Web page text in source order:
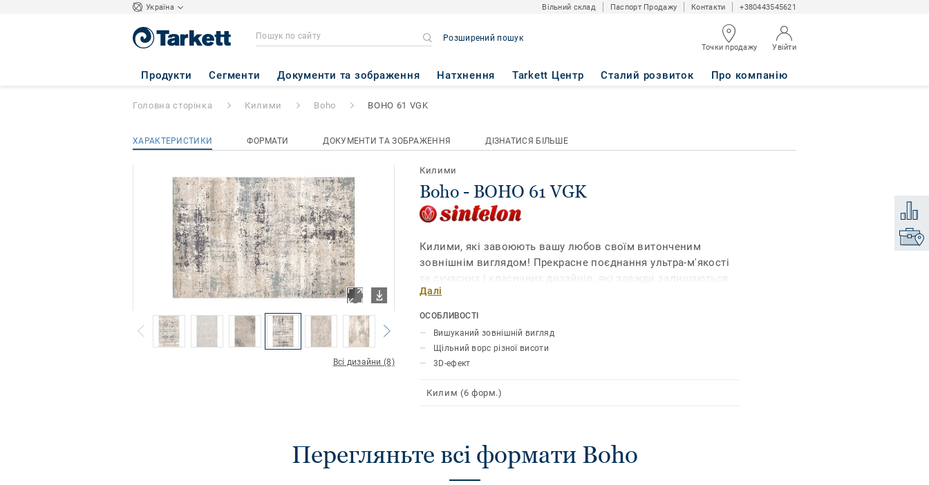
Україна Вільний склад Паспорт Продажу Контакти +380443545621
Розширений пошук
Точки продажу Увійти
Продукти Сегменти Документи та зображення Натхнення Tarkett Центр Сталий розвиток Про компанію
Boho - BOHO 61 VGK
Головна сторінка Килими Boho BOHO 61 VGK
ХАРАКТЕРИСТИКИ ФОРМАТИ ДОКУМЕНТИ ТА ЗОБРАЖЕННЯ ДІЗНАТИСЯ БІЛЬШЕ
Всі дизайни (8)
Килими
Boho - BOHO 61 VGK
Килими, які завоюють вашу любов своїм витонченим
зовнішнім виглядом! Прекрасне поєднання ультра-м'якості
та сучасних і класичних дизайнів, які завжди залишаються
популярними. Надзвичайно щільний ворс різної висоти
створює 3D-ефект, який подарує незабутні враження та
зробить атмосферу вашого помешкання затишнішою.
Далі
ОСОБЛИВОСТІ
Вишуканий зовнішній вигляд
Щільний ворс різної висоти
3D-ефект
Килим (6 форм.)
Перегляньте всі формати Boho